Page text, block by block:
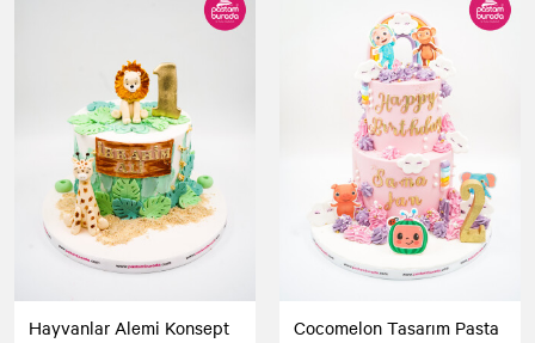
Hayvanlar Alemi Konsept
Cocomelon Tasarım Pasta